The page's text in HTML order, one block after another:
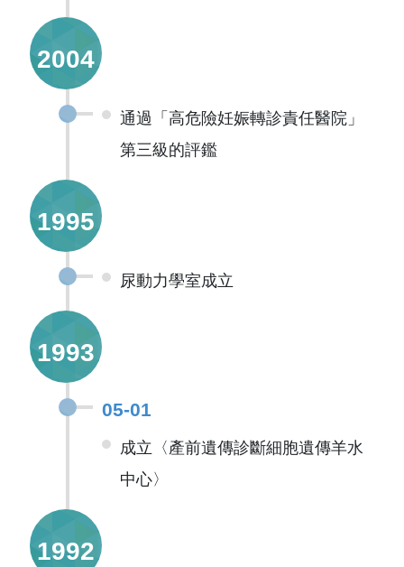
2004
通過「高危險妊娠轉診責任醫院」
第三級的評鑑
1995
尿動力學室成立
1993
05-01
成立〈產前遺傳診斷細胞遺傳羊水
中心〉
1992